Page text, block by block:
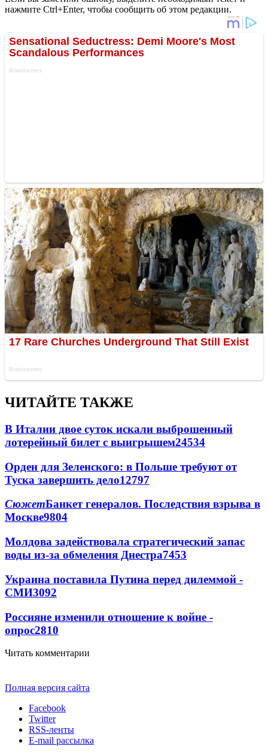
нажмите Ctrl+Enter, чтобы сообщить об этом редакции.
ЧИТАЙТЕ ТАКЖЕ
В Италии двое суток искали выброшенный
лотерейный билет с выигрышем24534
Орден для Зеленского: в Польше требуют от
Туска завершить дело12797
СюжетБанкет генералов. Последствия взрыва в
Москве9804
Молдова задействовала стратегический запас
воды из-за обмеления Днестра7453
Украина поставила Путина перед дилеммой -
СМИ3092
Россияне изменили отношение к войне -
опрос2810
Читать комментарии
Полная версия сайта
Facebook
Twitter
RSS-ленты
E-mail рассылка